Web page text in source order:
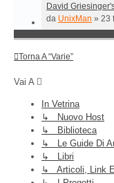
David
da UnixMan » 23
Torna A “Varie”
Vai A
In Vetrina
↳ Nuovo Host
↳ Biblioteca
↳ Le Guide Di
↳ Libri
↳ Articoli, Link